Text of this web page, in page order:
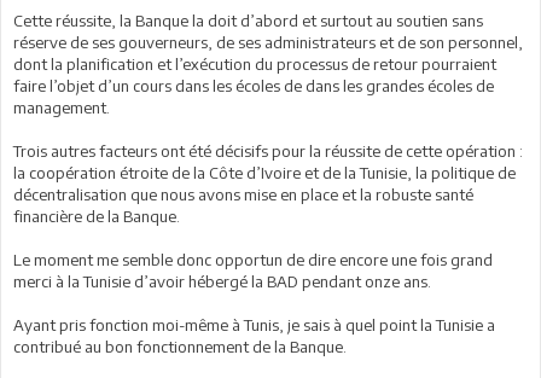
Cette réussite, la Banque la doit d’abord et surtout au soutien sans
réserve de ses gouverneurs, de ses administrateurs et de son personnel,
dont la planification et l’exécution du processus de retour pourraient
faire l’objet d’un cours dans les écoles de dans les grandes écoles de
management.
Trois autres facteurs ont été décisifs pour la réussite de cette opération :
la coopération étroite de la Côte d’Ivoire et de la Tunisie, la politique de
décentralisation que nous avons mise en place et la robuste santé
financière de la Banque.
Le moment me semble donc opportun de dire encore une fois grand
merci à la Tunisie d’avoir hébergé la BAD pendant onze ans.
Ayant pris fonction moi-même à Tunis, je sais à quel point la Tunisie a
contribué au bon fonctionnement de la Banque.